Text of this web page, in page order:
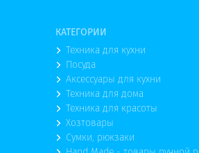
КАТЕГОРИИ
Техника для кухни
Посуда
Аксессуары для кухни
Техника для дома
Техника для красоты
Хозтовары
Сумки, рюкзаки